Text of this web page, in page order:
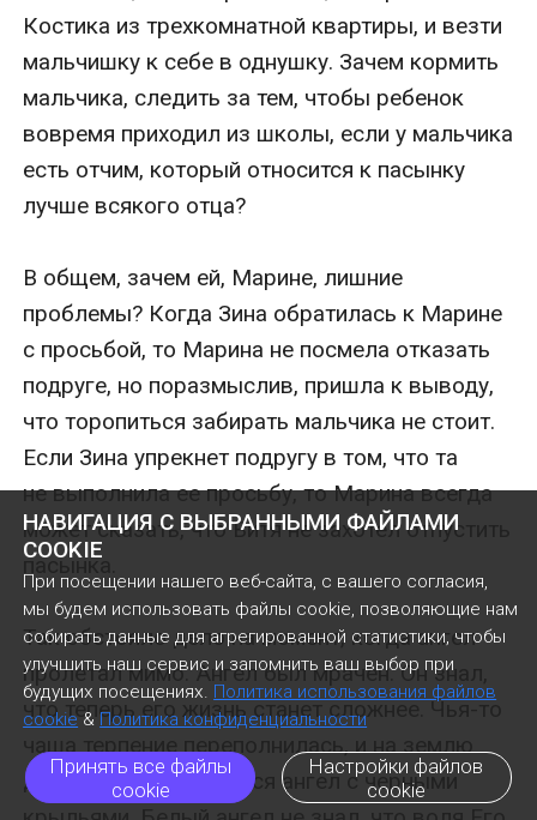
НАВИГАЦИЯ С ВЫБРАННЫМИ ФАЙЛАМИ
COOKIE
При посещении нашего веб-сайта, с вашего согласия,
мы будем использовать файлы cookie, позволяющие нам
собирать данные для агрегированной статистики, чтобы
улучшить наш сервис и запомнить ваш выбор при
будущих посещениях. Политика использования файлов
cookie & Политика конфиденциальности
Принять все файлы
cookie
Настройки файлов
cookie